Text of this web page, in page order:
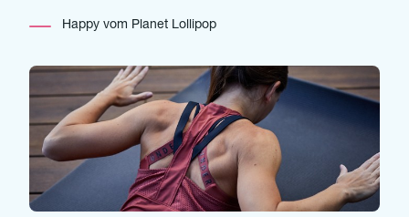
Happy vom Planet Lollipop